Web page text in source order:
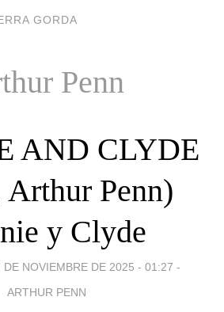
GORDA
Penn
AND CLYDE
Arthur Penn)
y Clyde
DE NOVIEMBRE DE 2025 - 01:27 -
ARTHUR PENN